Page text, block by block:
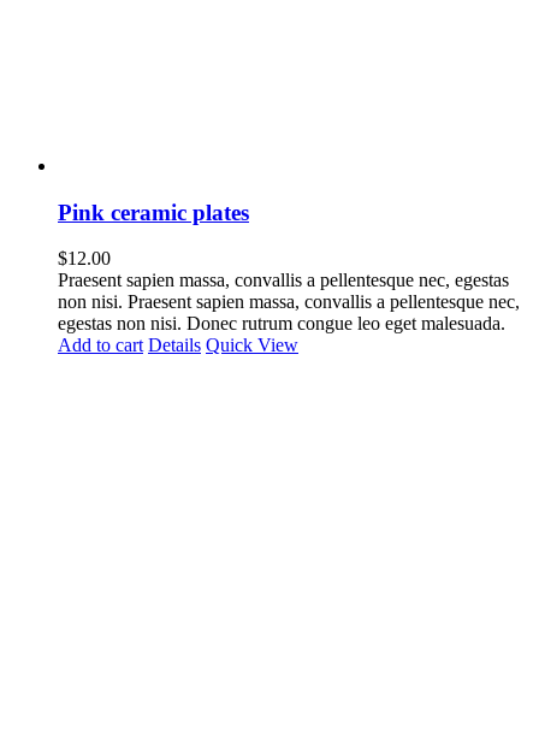
Pink ceramic plates
$12.00
Praesent sapien massa, convallis a pellentesque nec, egestas
non nisi. Praesent sapien massa, convallis a pellentesque nec,
egestas non nisi. Donec rutrum congue leo eget malesuada.
Add to cart Details Quick View